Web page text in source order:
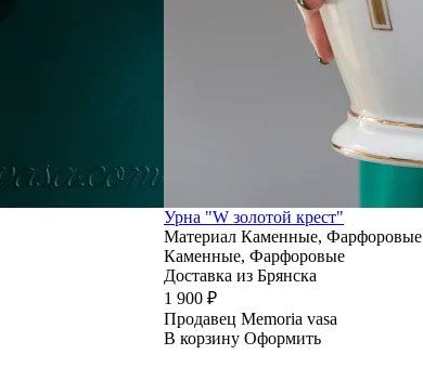
Урна "W золотой крест"
Материал Каменные, Фарфоровые
Каменные, Фарфоровые
Доставка из Брянска
1 900 ₽
Продавец Memoria vasa
В корзину Оформить